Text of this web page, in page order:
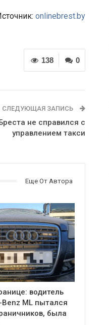
onlinebrest.by
0
138
СЛЕДУЮЩАЯ ЗАПИСЬ
не справился с
управлением такси
Еще От Автора
водитель
ML пытался
была